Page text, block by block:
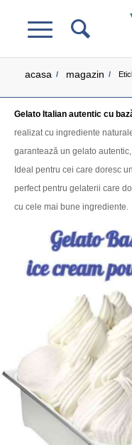
acasa / magazin /
Gelato Italian autentic cu
realizat cu ingrediente
garantează un gelato
Ideal pentru cei care doresc
perfect pentru gelaterii care
cu cele mai bune ingrediente.